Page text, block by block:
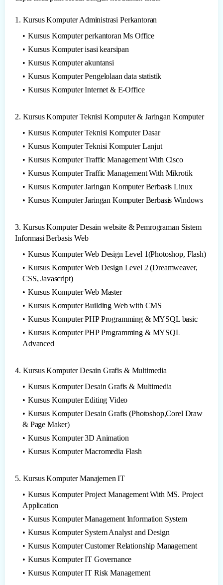
1. Kursus Komputer Administrasi Perkantoran
Kursus Komputer perkantoran Ms Office
Kursus Komputer isasi kearsipan
Kursus Komputer akuntansi
Kursus Komputer Pengelolaan data statistik
Kursus Komputer Internet & E-Office
2. Kursus Komputer Teknisi Komputer & Jaringan Komputer
Kursus Komputer Teknisi Komputer Dasar
Kursus Komputer Teknisi Komputer Lanjut
Kursus Komputer Traffic Management With Cisco
Kursus Komputer Traffic Management With Mikrotik
Kursus Komputer Jaringan Komputer Berbasis Linux
Kursus Komputer Jaringan Komputer Berbasis Windows
3. Kursus Komputer Desain website & Pemrograman Sistem
Informasi Berbasis Web
Kursus Komputer Web Design Level 1(Photoshop, Flash)
Kursus Komputer Web Design Level 2 (Dreamweaver,
CSS, Javascript)
Kursus Komputer Web Master
Kursus Komputer Building Web with CMS
Kursus Komputer PHP Programming & MYSQL basic
Kursus Komputer PHP Programming & MYSQL
Advanced
4. Kursus Komputer Desain Grafis & Multimedia
Kursus Komputer Desain Grafis & Multimedia
Kursus Komputer Editing Video
Kursus Komputer Desain Grafis (Photoshop,Corel Draw
& Page Maker)
Kursus Komputer 3D Animation
Kursus Komputer Macromedia Flash
5. Kursus Komputer Manajemen IT
Kursus Komputer Project Management With MS. Project
Application
Kursus Komputer Management Information System
Kursus Komputer System Analyst and Design
Kursus Komputer Customer Relationship Management
Kursus Komputer IT Governance
Kursus Komputer IT Risk Management